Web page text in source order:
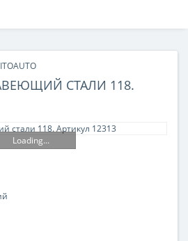
СТАЛИ 118.
Loading...